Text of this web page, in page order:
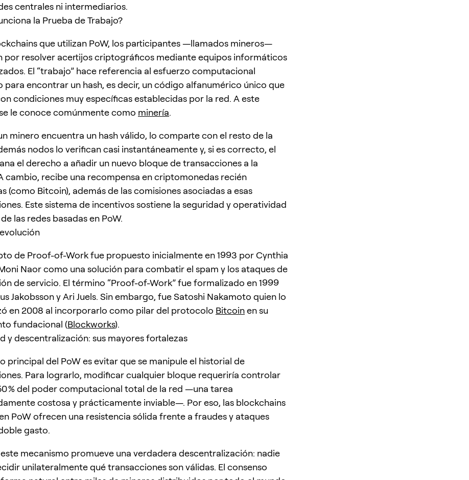
centrales ni intermediarios.
la Prueba de Trabajo?
que utilizan PoW, los participantes —llamados mineros—
por resolver acertijos criptográficos mediante equipos informáticos
El “trabajo” hace referencia al esfuerzo computacional
para encontrar un hash, es decir, un código alfanumérico único que
condiciones muy específicas establecidas por la red. A este
le conoce comúnmente como minería.
minero encuentra un hash válido, lo comparte con el resto de la
nodos lo verifican casi instantáneamente y, si es correcto, el
el derecho a añadir un nuevo bloque de transacciones a la
cambio, recibe una recompensa en criptomonedas recién
(como Bitcoin), además de las comisiones asociadas a esas
Este sistema de incentivos sostiene la seguridad y operatividad
las redes basadas en PoW.
de Proof-of-Work fue propuesto inicialmente en 1993 por Cynthia
Naor como una solución para combatir el spam y los ataques de
de servicio. El término “Proof-of-Work” fue formalizado en 1999
Jakobsson y Ari Juels. Sin embargo, fue Satoshi Nakamoto quien lo
en 2008 al incorporarlo como pilar del protocolo Bitcoinen su
fundacional (Blockworks).
y descentralización: sus mayores fortalezas
principal del PoW es evitar que se manipule el historial de
Para lograrlo, modificar cualquier bloque requeriría controlar
% del poder computacional total de la red —una tarea
costosa y prácticamente inviable—. Por eso, las blockchains
PoW ofrecen una resistencia sólida frente a fraudes y ataques
gasto.
mecanismo promueve una verdadera descentralización: nadie
unilateralmente qué transacciones son válidas. El consenso